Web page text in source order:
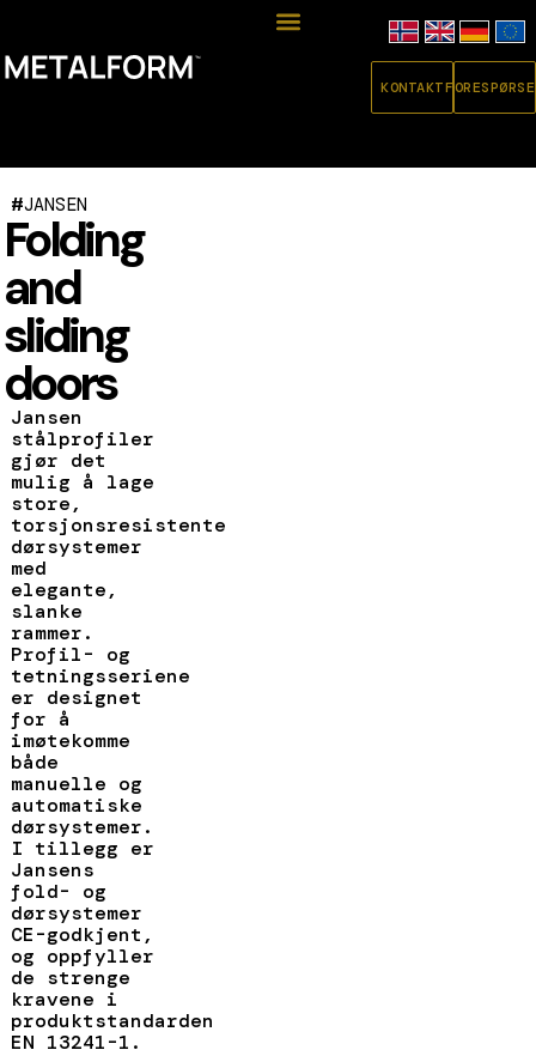
KONTAKT
#JANSEN
Folding
and
sliding
doors
Jansen
stålprofiler
gjør det
mulig å lage
store,
torsjonsresistente
dørsystemer
med
elegante,
slanke
rammer.
Profil- og
tetningsseriene
er designet
for å
imøtekomme
både
manuelle og
automatiske
dørsystemer.
I tillegg er
Jansens
fold- og
dørsystemer
CE-godkjent,
og oppfyller
de strenge
kravene i
produktstandarden
EN 13241-1.